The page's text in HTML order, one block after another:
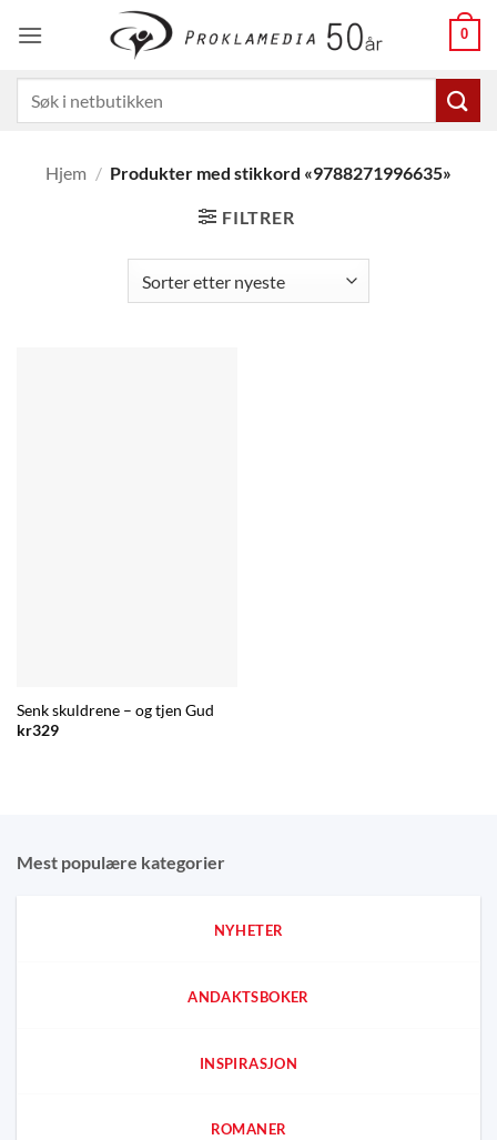
0
etter:
Hjem / Produkter med stikkord «9788271996635»
FILTRER
Senk skuldrene – og tjen Gud
kr329
Mest populære kategorier
NYHETER
ANDAKTSBOKER
INSPIRASJON
ROMANER